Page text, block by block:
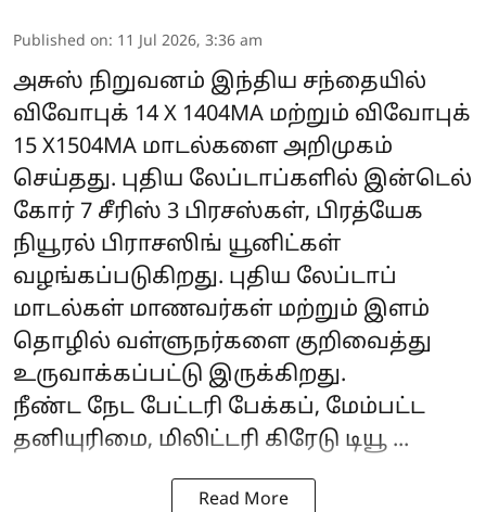
Published on: 11 Jul 2026, 3:36 am
அசுஸ் நிறுவனம் இந்திய சந்தையில்
விவோபுக் 14 X 1404MA மற்றும் விவோபுக்
15 X1504MA மாடல்களை அறிமுகம்
செய்தது. புதிய லேப்டாப்களில் இன்டெல்
கோர் 7 சீரிஸ் 3 பிரசஸ்கள், பிரத்யேக
நியூரல் பிராசஸிங் யூனிட்கள்
வழங்கப்படுகிறது. புதிய லேப்டாப்
மாடல்கள் மாணவர்கள் மற்றும் இளம்
தொழில் வள்ளுநர்களை குறிவைத்து
உருவாக்கப்பட்டு இருக்கிறது.
நீண்ட நேட பேட்டரி பேக்கப், மேம்பட்ட
தனியுரிமை, மிலிட்டரி கிரேடு டியூ ...
Read More